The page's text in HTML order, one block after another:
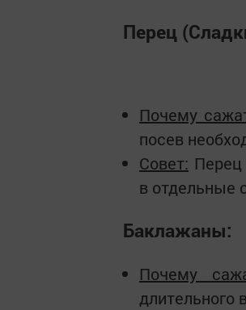
Перец
Почему
посев
Совет: Перец
в отдельные
Баклажаны:
Почему
длительного